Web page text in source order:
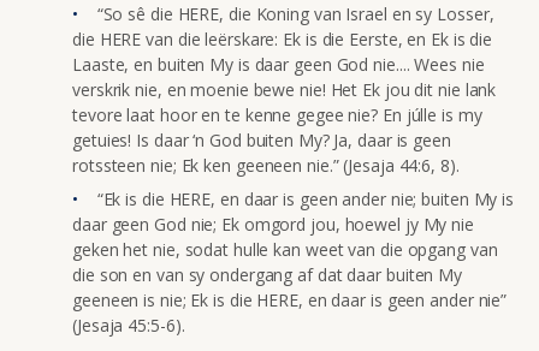
“So sê die HERE, die Koning van Israel en sy Losser,
die HERE van die leërskare: Ek is die Eerste, en Ek is die
Laaste, en buiten My is daar geen God nie.... Wees nie
verskrik nie, en moenie bewe nie! Het Ek jou dit nie lank
tevore laat hoor en te kenne gegee nie? En júlle is my
getuies! Is daar ‘n God buiten My? Ja, daar is geen
rotssteen nie; Ek ken geeneen nie.” (Jesaja 44:6, 8).
“Ek is die HERE, en daar is geen ander nie; buiten My is
daar geen God nie; Ek omgord jou, hoewel jy My nie
geken het nie, sodat hulle kan weet van die opgang van
die son en van sy ondergang af dat daar buiten My
geeneen is nie; Ek is die HERE, en daar is geen ander nie”
(Jesaja 45:5-6).